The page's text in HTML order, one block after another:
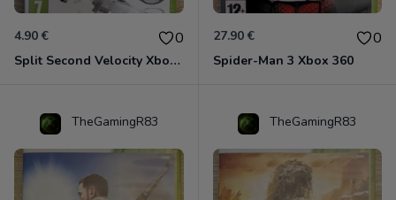
4.90 € 0
Split Second Velocity Xbox 360
27.90 € 0
Spider-Man 3 Xbox 360
TheGamingR83 TheGamingR83